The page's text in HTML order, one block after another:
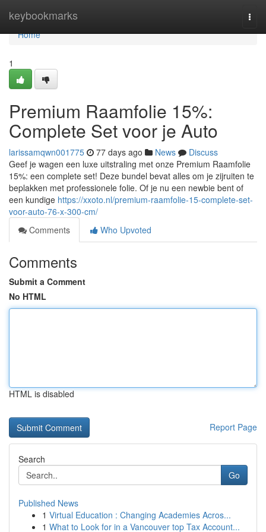
keybookmarks
Home
Home
1
Premium Raamfolie 15%:
Complete Set voor je Auto
larissamqwn001775 77 days ago News
Discuss
Geef je wagen een luxe uitstraling met onze Premium Raamfolie
15%: een complete set! Deze bundel bevat alles om je zijruiten te
beplakken met professionele folie. Of je nu een newbie bent of
een kundige https://xxoto.nl/premium-raamfolie-15-complete-set-
voor-auto-76-x-300-cm/
Comments
Who Upvoted
Comments
Submit a Comment
No HTML
HTML is disabled
Report Page
Search
Go
Published News
1 Virtual Education : Changing Academies Acros...
1 What to Look for in a Vancouver top Tax Account...